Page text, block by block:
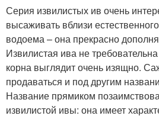
Серия извилистых ив очень
высаживать вблизи
водоема – она прекрасно
Извилистая ива не
корна выглядит очень изящно.
продаваться и под другим
Название прямиком
извилистой ивы: она имеет